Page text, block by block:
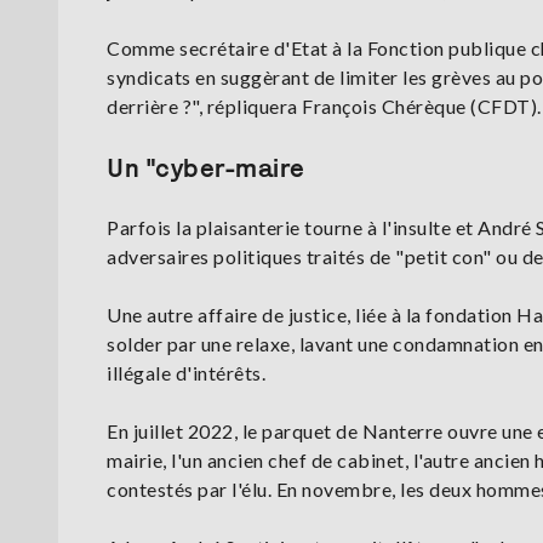
Comme secrétaire d'Etat à la Fonction publique
syndicats en suggèrant de limiter les grèves au
derrière ?", répliquera François Chérèque (CFDT).
Un "cyber-maire
Parfois la plaisanterie tourne à l'insulte et André
adversaires politiques traités de "petit con" ou
Une autre affaire de justice, liée à la fondation
solder par une relaxe, lavant une condamnation
illégale d'intérêts.
En juillet 2022, le parquet de Nanterre ouvre une
mairie, l'un ancien chef de cabinet, l'autre ancien
contestés par l'élu. En novembre, les deux